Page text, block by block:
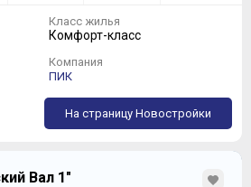
Класс жилья
Комфорт-класс
Компания
ПИК
На страницу Новостройки
Вал 1"